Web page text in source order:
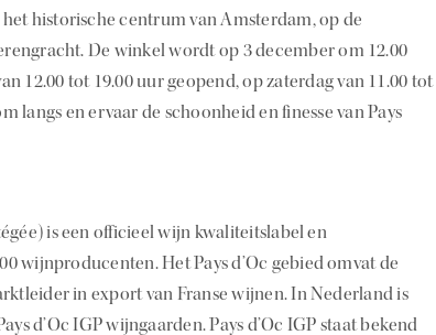
historische centrum van Amsterdam, op de
De winkel wordt op 3 december om 12.00
12.00 tot 19.00 uur geopend, op zaterdag van 11.00 tot
langs en ervaar de schoonheid en finesse van Pays
is een officieel wijn kwaliteitslabel en
wijnproducenten. Het Pays d’Oc gebied omvat de
in export van Franse wijnen. In Nederland is
d’Oc IGP wijngaarden. Pays d’Oc IGP staat bekend